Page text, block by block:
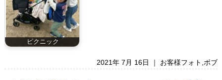
ピクニック
2021年 7月 16日 ｜ お客様フォト ボブ